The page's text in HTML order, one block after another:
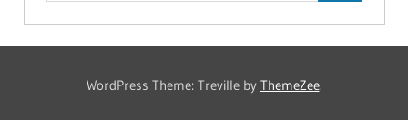
WordPress Theme: Treville by ThemeZee.